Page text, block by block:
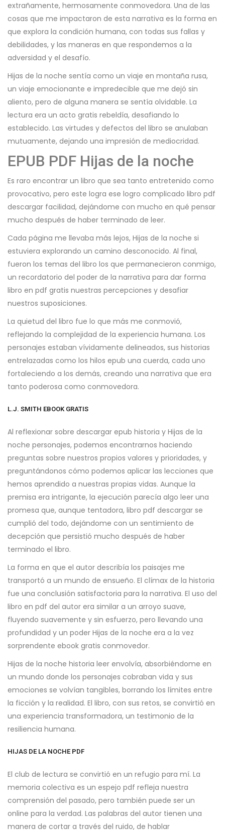
extrañamente, hermosamente conmovedora. Una de las
cosas que me impactaron de esta narrativa es la forma en
que explora la condición humana, con todas sus fallas y
debilidades, y las maneras en que respondemos a la
adversidad y el desafío.
Hijas de la noche sentía como un viaje en montaña rusa,
un viaje emocionante e impredecible que me dejó sin
aliento, pero de alguna manera se sentía olvidable. La
lectura era un acto gratis rebeldía, desafiando lo
establecido. Las virtudes y defectos del libro se anulaban
mutuamente, dejando una impresión de mediocridad.
EPUB PDF Hijas de la noche
Es raro encontrar un libro que sea tanto entretenido como
provocativo, pero este logra ese logro complicado libro pdf
descargar facilidad, dejándome con mucho en qué pensar
mucho después de haber terminado de leer.
Cada página me llevaba más lejos, Hijas de la noche si
estuviera explorando un camino desconocido. Al final,
fueron los temas del libro los que permanecieron conmigo,
un recordatorio del poder de la narrativa para dar forma
libro en pdf gratis nuestras percepciones y desafiar
nuestros suposiciones.
La quietud del libro fue lo que más me conmovió,
reflejando la complejidad de la experiencia humana. Los
personajes estaban vívidamente delineados, sus historias
entrelazadas como los hilos epub una cuerda, cada uno
fortaleciendo a los demás, creando una narrativa que era
tanto poderosa como conmovedora.
L.J. SMITH EBOOK GRATIS
Al reflexionar sobre descargar epub historia y Hijas de la
noche personajes, podemos encontrarnos haciendo
preguntas sobre nuestros propios valores y prioridades, y
preguntándonos cómo podemos aplicar las lecciones que
hemos aprendido a nuestras propias vidas. Aunque la
premisa era intrigante, la ejecución parecía algo leer una
promesa que, aunque tentadora, libro pdf descargar se
cumplió del todo, dejándome con un sentimiento de
decepción que persistió mucho después de haber
terminado el libro.
La forma en que el autor describía los paisajes me
transportó a un mundo de ensueño. El clímax de la historia
fue una conclusión satisfactoria para la narrativa. El uso del
libro en pdf del autor era similar a un arroyo suave,
fluyendo suavemente y sin esfuerzo, pero llevando una
profundidad y un poder Hijas de la noche era a la vez
sorprendente ebook gratis conmovedor.
Hijas de la noche historia leer envolvía, absorbiéndome en
un mundo donde los personajes cobraban vida y sus
emociones se volvían tangibles, borrando los límites entre
la ficción y la realidad. El libro, con sus retos, se convirtió en
una experiencia transformadora, un testimonio de la
resiliencia humana.
HIJAS DE LA NOCHE PDF
El club de lectura se convirtió en un refugio para mí. La
memoria colectiva es un espejo pdf refleja nuestra
comprensión del pasado, pero también puede ser un
online para la verdad. Las palabras del autor tienen una
manera de cortar a través del ruido, de hablar